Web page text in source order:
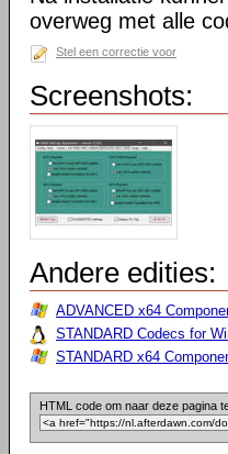
overweg met alle
Stel een correctie voor
Screenshots:
Andere edities:
ADVANCED x64
STANDARD Codecs for
STANDARD x64
HTML code om naar deze pagina